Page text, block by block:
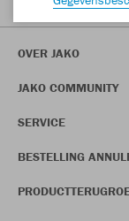
OVER JAKO
JAKO COMMUNITY
SERVICE
BESTELLING